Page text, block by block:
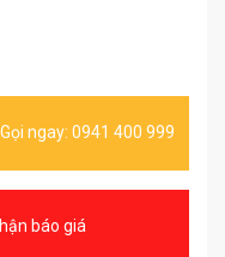
ngay: 0941 400 999
báo giá